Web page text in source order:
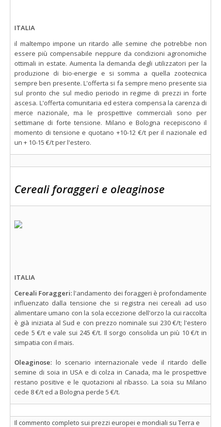
ITALIA
il maltempo impone un ritardo alle semine che potrebbe non
essere più compensabile neppure da condizioni agronomiche
ottimali in estate. Aumenta la demanda degli utilizzatori per la
produzione di bio-energie e si somma a quella zootecnica
sempre ben presente. L'offerta si fa sempre meno presente sia
sul pronto che sul medio periodo in regime di prezzi in forte
ascesa. L'offerta comunitaria ed estera compensa la carenza di
merce nazionale, ma le prospettive commerciali sono per
settimane di forte tensione. Milano e Bologna recepiscono il
momento di tensione e quotano +10-12 €/t per il nazionale ed
un + 10-15 €/t per l'estero.
Cereali foraggeri e oleaginose
ITALIA
Cereali Foraggeri:l'andamento dei foraggeri è profondamente
influenzato dalla tensione che si registra nei cereali ad uso
alimentare umano con la sola eccezione dell'orzo la cui raccolta
è già iniziata al Sud e con prezzo nominale sui 230 €/t; l'estero
cede 5 €/t e vale sui 245 €/t. Il sorgo consolida un più 10 €/t in
simpatia con il mais.
Oleaginose: lo scenario internazionale vede il ritardo delle
semine di soia in USA e di colza in Canada, ma le prospettive
restano positive e le quotazioni al ribasso. La soia su Milano
cede 8 €/t ed a Bologna perde 5 €/t.
Il commento completo sui prezzi europei e mondiali su Terra e